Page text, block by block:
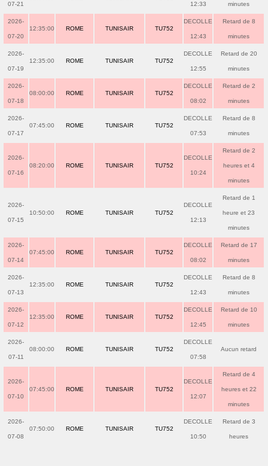
07-21 12:33 minutes
2026-
07-20
12:35:00 ROME TUNISAIR TU752
DECOLLE
12:43
Retard de 8
minutes
2026-
07-19
12:35:00 ROME TUNISAIR TU752
DECOLLE
12:55
Retard de 20
minutes
2026-
07-18
08:00:00 ROME TUNISAIR TU752
DECOLLE
08:02
Retard de 2
minutes
2026-
07-17
07:45:00 ROME TUNISAIR TU752
DECOLLE
07:53
Retard de 8
minutes
2026-
07-16
08:20:00 ROME TUNISAIR TU752
DECOLLE
10:24
Retard de 2
heures et 4
minutes
2026-
07-15
10:50:00 ROME TUNISAIR TU752
DECOLLE
12:13
Retard de 1
heure et 23
minutes
2026-
07-14
07:45:00 ROME TUNISAIR TU752
DECOLLE
08:02
Retard de 17
minutes
2026-
07-13
12:35:00 ROME TUNISAIR TU752
DECOLLE
12:43
Retard de 8
minutes
2026-
07-12
12:35:00 ROME TUNISAIR TU752
DECOLLE
12:45
Retard de 10
minutes
2026-
07-11
08:00:00 ROME TUNISAIR TU752
DECOLLE
07:58
Aucun retard
2026-
07-10
07:45:00 ROME TUNISAIR TU752
DECOLLE
12:07
Retard de 4
heures et 22
minutes
2026-
07-08
07:50:00 ROME TUNISAIR TU752
DECOLLE
10:50
Retard de 3
heures